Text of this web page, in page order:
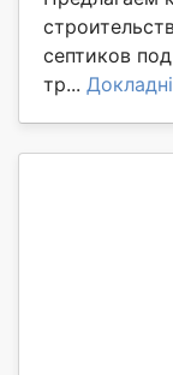
септиков
тр...